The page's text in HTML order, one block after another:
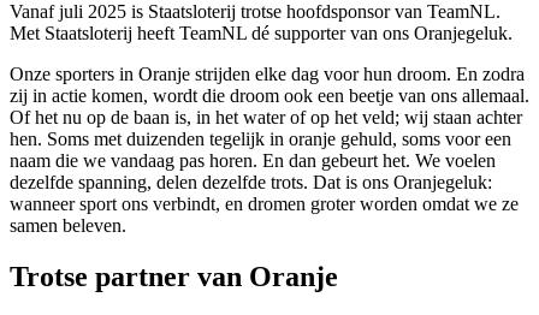
Vanaf juli 2025 is Staatsloterij trotse hoofdsponsor van TeamNL.
Met Staatsloterij heeft TeamNL dé supporter van ons Oranjegeluk.
Onze sporters in Oranje strijden elke dag voor hun droom. En zodra
zij in actie komen, wordt die droom ook een beetje van ons allemaal.
Of het nu op de baan is, in het water of op het veld; wij staan achter
hen. Soms met duizenden tegelijk in oranje gehuld, soms voor een
naam die we vandaag pas horen. En dan gebeurt het. We voelen
dezelfde spanning, delen dezelfde trots. Dat is ons Oranjegeluk:
wanneer sport ons verbindt, en dromen groter worden omdat we ze
samen beleven.
Trotse partner van Oranje